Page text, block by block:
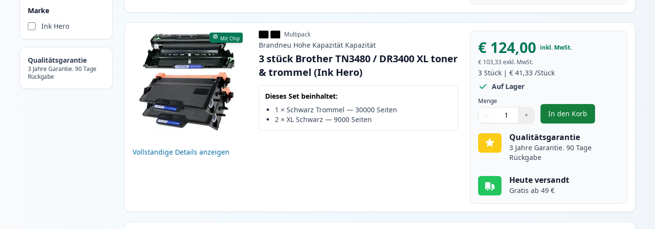
Marke
Ink Hero
Qualitätsgarantie
3 Jahre Garantie. 90 Tage
Rückgabe
Mit Chip
Vollständige Details anzeigen
Multipack
Brandneu Hohe Kapazität Kapazität
3 stück Brother TN3480 / DR3400 XL toner
& trommel (Ink Hero)
Dieses Set beinhaltet:
1 ×Schwarz Trommel —30000 Seiten
2 ×XL Schwarz —9000 Seiten
€ 124,00 inkl. MwSt.
€ 103,33 exkl. MwSt.
3 Stück |€ 41,33 /Stück
Auf Lager
Menge
Menge
Verwenden Sie die Tasten, um anzupassen
− +
Menge 1
In den Korb
, 3 stück Brother TN3480
Qualitätsgarantie
3 Jahre Garantie. 90 Tage
Rückgabe
Heute versandt
Gratis ab 49 €